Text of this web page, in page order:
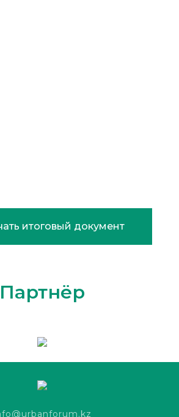
итоговый документ
Партнёр